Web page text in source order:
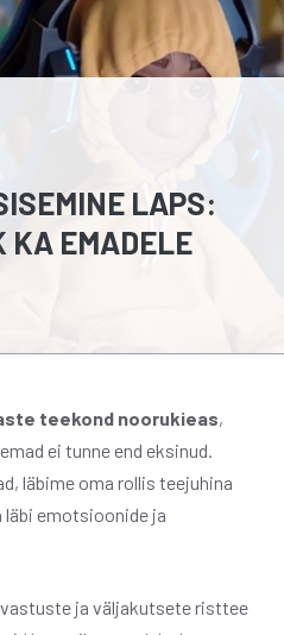
LAPS:
KA EMADELE
teekond noorukieas,
ei tunne end eksinud.
läbime oma rollis teejuhina
läbi emotsioonide ja
ja väljakutsete risttee